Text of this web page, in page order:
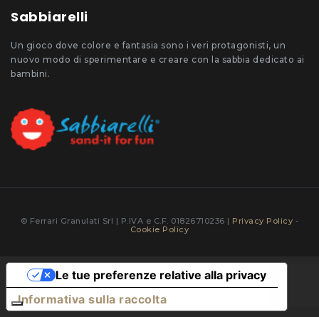
Sabbiarelli
Un gioco dove colore e fantasia sono i veri protagonisti, un
nuovo modo di sperimentare e creare con la sabbia dedicato ai
bambini.
© Ferrari Granulati Srl | P.IVA e C.F. 01826710236 | Privacy Policy -
Cookie Policy
Informativa sulla raccolta
Le tue preferenze relative alla privacy